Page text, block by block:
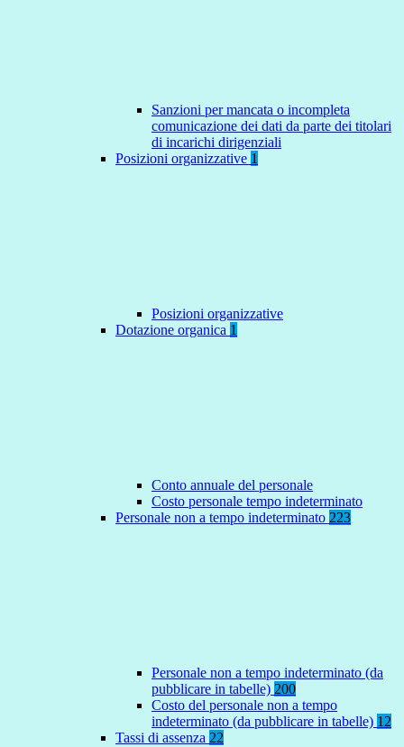
Sanzioni per mancata o incompleta
comunicazione dei dati da parte dei titolari
di incarichi dirigenziali
Posizioni organizzative 1
Posizioni organizzative
Dotazione organica 1
Conto annuale del personale
Costo personale tempo indeterminato
Personale non a tempo indeterminato 223
Personale non a tempo indeterminato (da
pubblicare in tabelle) 200
Costo del personale non a tempo
indeterminato (da pubblicare in tabelle) 12
Tassi di assenza 22